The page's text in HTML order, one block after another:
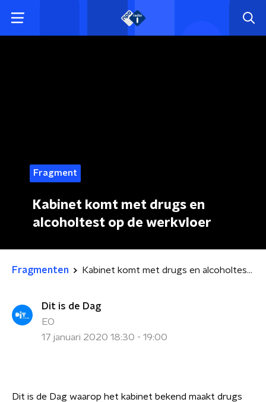
Fragment
Kabinet komt met drugs en
alcoholtest op de werkvloer
Fragmenten Kabinet komt met drugs en alcoholtest op de werkvloer
Dit is de Dag
EO
17 januari 2020 18:30 - 19:00
Dit is de Dag waarop het kabinet bekend maakt drugs